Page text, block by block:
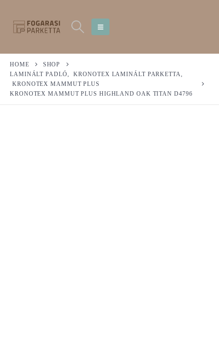
HOME
SHOP
LAMINÁLT PADLÓ, KRONOTEX LAMINÁLT PARKETTA,
KRONOTEX MAMMUT PLUS
KRONOTEX MAMMUT PLUS HIGHLAND OAK TITAN D4796